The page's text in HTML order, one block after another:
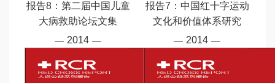
报告8：第二届中国儿童
大病救助论坛文集
2014
报告7：中国红十字运动
文化和价值体系研究
2014